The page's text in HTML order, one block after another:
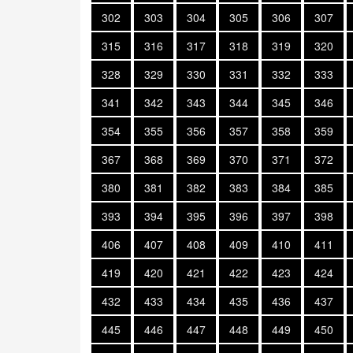
302 303 304 305 306
307
315
316 317 318 319
320
328
329 330 331 332
333
341
342 343 344 345
346
354
355 356 357 358
359
367
368 369 370 371
372
380
381 382 383 384
385
393
394 395 396 397
398
406
407 408 409 410
411
419
420 421 422 423
424
432
433 434 435 436
437
445
446 447 448 449
450